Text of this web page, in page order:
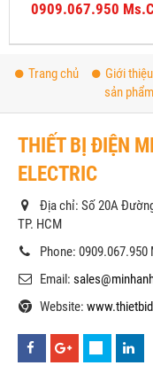
0909.067.950
Trang chủ Giới thiệu
sản phẩm
THIẾT BỊ ĐIỆN
ELECTRIC
Địa chỉ: Số 20A
TP. HCM
Phone: 0909.067.950
Email:
Website: